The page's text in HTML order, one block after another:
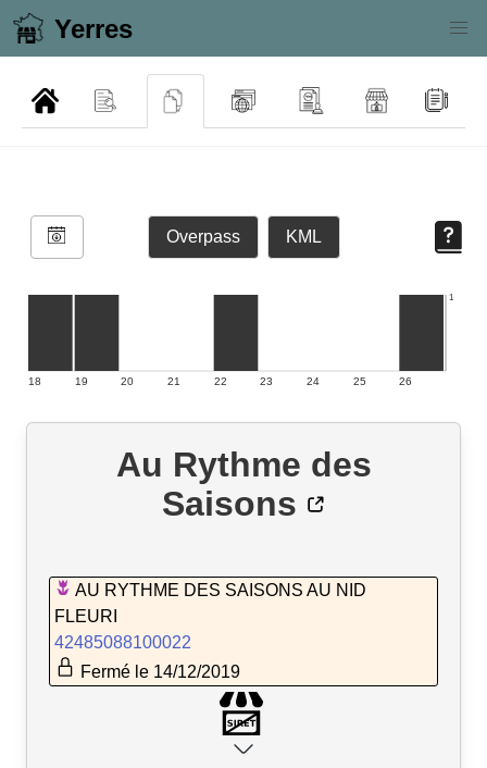
Yerres
Overpass KML
1
18 19 20 21 22 23 24 25 26
Au Rythme des
Saisons
AU RYTHME DES SAISONS AU NID
FLEURI
42485088100022
Fermé le 14/12/2019